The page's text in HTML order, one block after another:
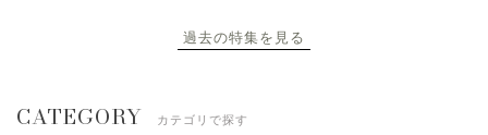
過去の特集を見る
CATEGORY カテゴリで探す